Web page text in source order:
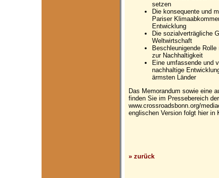
setzen
Die konsequente und
Pariser
Entwicklung
Die sozialverträgliche
Weltwirtschaft
Beschleunigende
zur Nachhaltigkeit
Eine umfassende und
nachhaltige
ärmsten Länder
Das Memorandum sowie eine
finden Sie im Pressebereich
www.crossroadsbonn.org/
englischen Version folgt hier in
» zurück